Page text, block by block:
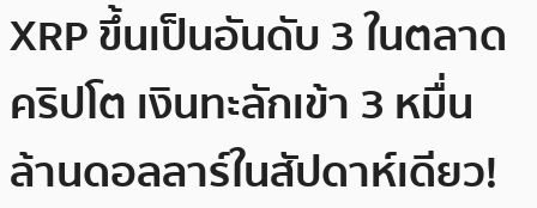
XRP ขึ้นเป็นอันดับ 3 ในตลาด
คริปโต เงินทะลักเข้า 3 หมื่น
ล้านดอลลาร์ในสัปดาห์เดียว!